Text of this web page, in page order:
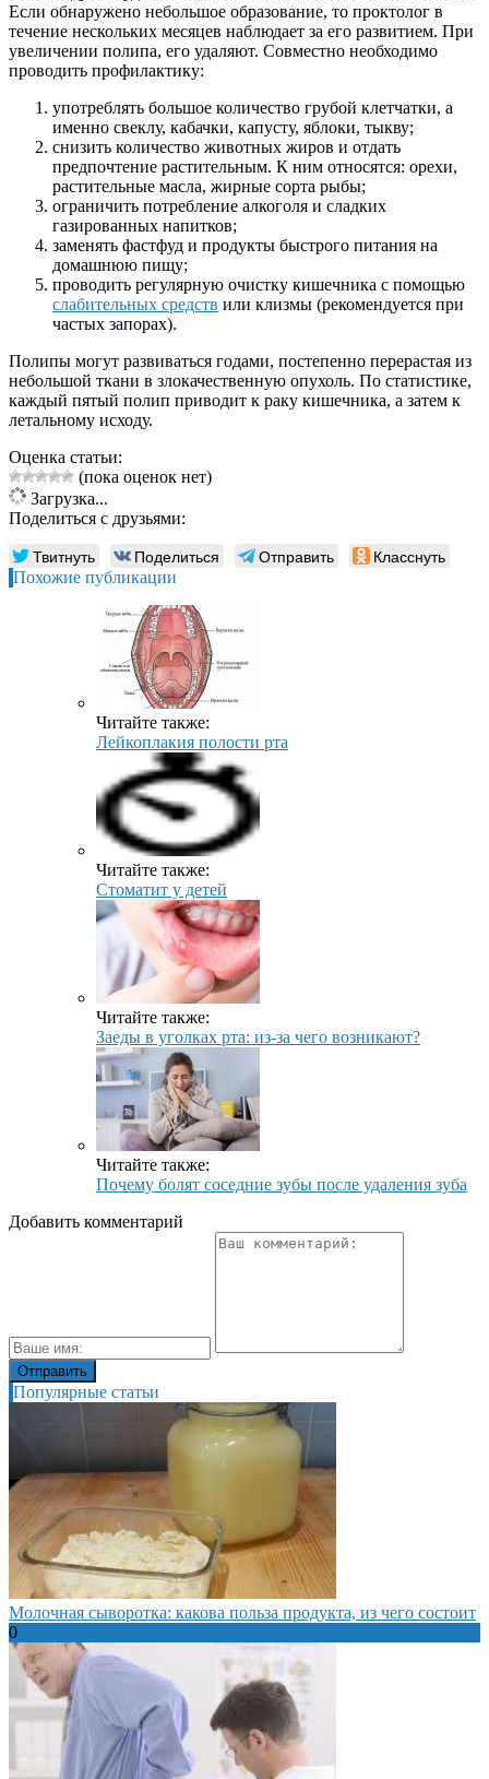
Если обнаружено небольшое образование, то проктолог в
течение нескольких месяцев наблюдает за его развитием. При
увеличении полипа, его удаляют. Совместно необходимо
проводить профилактику:
употреблять большое количество грубой клетчатки, а
именно свеклу, кабачки, капусту, яблоки, тыкву;
снизить количество животных жиров и отдать
предпочтение растительным. К ним относятся: орехи,
растительные масла, жирные сорта рыбы;
ограничить потребление алкоголя и сладких
газированных напитков;
заменять фастфуд и продукты быстрого питания на
домашнюю пищу;
проводить регулярную очистку кишечника с помощью
слабительных средств или клизмы (рекомендуется при
частых запорах).
Полипы могут развиваться годами, постепенно перерастая из
небольшой ткани в злокачественную опухоль. По статистике,
каждый пятый полип приводит к раку кишечника, а затем к
летальному исходу.
Оценка статьи:
(пока оценок нет)
Загрузка...
Поделиться с друзьями:
Твитнуть Поделиться Отправить Класснуть
Похожие публикации
Читайте также:
Лейкоплакия полости рта
Читайте также:
Стоматит у детей
Читайте также:
Заеды в уголках рта: из-за чего возникают?
Читайте также:
Почему болят соседние зубы после удаления зуба
Добавить комментарий
Популярные статьи
Молочная сыворотка: какова польза продукта, из чего состоит
0